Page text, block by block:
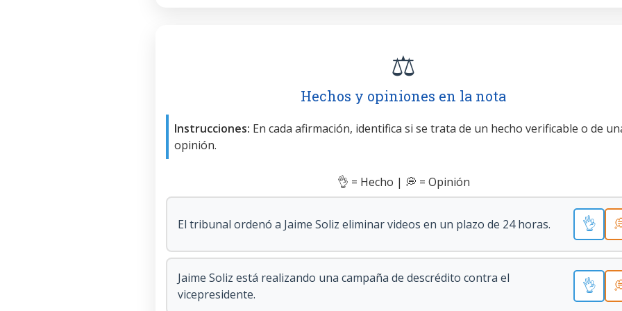
⚖️
Hechos y opiniones en la nota
Instrucciones: En cada afirmación, identifica si se trata de un hecho verificable o de
opinión.
👌 = Hecho | 💭 = Opinión
El tribunal ordenó a Jaime Soliz eliminar videos en un plazo de 24 horas. 👌
Jaime Soliz está realizando una campaña de descrédito contra el
vicepresidente.
👌